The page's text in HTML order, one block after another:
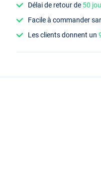
Délai de retour de 50
Facile à commander
Les clients donnent un